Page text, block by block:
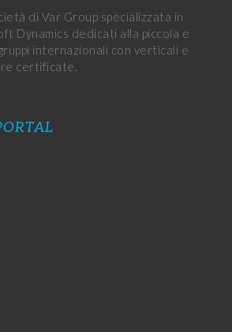
di Var Group specializzata in
Dynamics dedicati alla piccola e
internazionali con verticali e
certificate.